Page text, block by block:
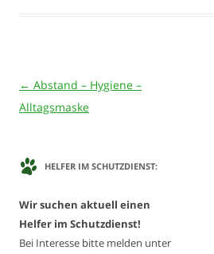
Beitrags-
Navigation
← Abstand – Hygiene –
Alltagsmaske
HELFER IM SCHUTZDIENST:
Wir suchen aktuell einen
Helfer im Schutzdienst!
Bei Interesse bitte melden unter